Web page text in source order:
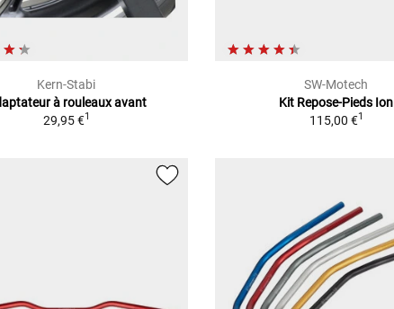
Kern-Stabi
à rouleaux avant
29,95 €1
SW-Motech
Kit Repose-Pieds Ion
115,00 €1